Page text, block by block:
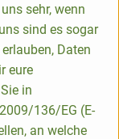
und
sehr, wenn
sind es sogar
Daten
eure
in
136/EG (E-
an welche